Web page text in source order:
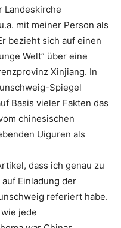
Landeskirche
mit meiner Person als
bezieht sich auf einen
Welt” über eine
Xinjiang. In
Spiegel
Basis vieler Fakten das
chinesischen
Uiguren als
dass ich genau zu
Einladung der
referiert habe.
jede